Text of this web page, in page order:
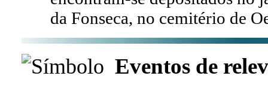
da Fonseca, no cemitério de
Eventos de